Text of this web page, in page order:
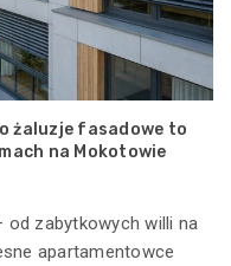
żaluzje fasadowe to
na Mokotowie
zabytkowych willi na
apartamentowce